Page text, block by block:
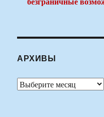
АРХИВЫ
Архивы